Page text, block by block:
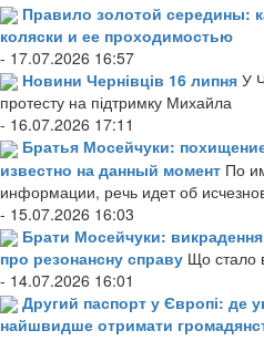
Правило золотой середины:
коляски и ее проходимостью
- 17.07.2026 16:57
Новини Чернівців 16 липня У
протесту на підтримку Михайла
- 16.07.2026 17:11
Братья Мосейчуки:
известно на данный момент По
информации, речь идет об
- 15.07.2026 16:03
Брати Мосейчуки:
про резонансну справу Що стало
- 14.07.2026 16:01
Другий паспорт у Європі: де
найшвидше отримати